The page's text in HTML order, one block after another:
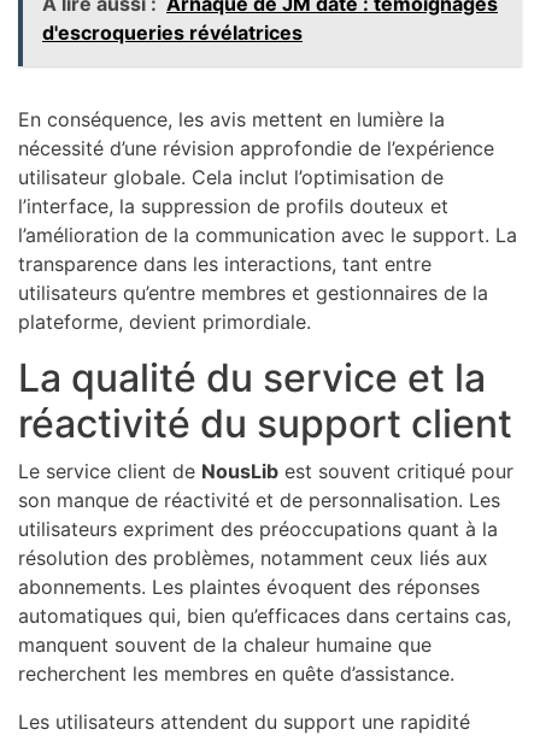
d'escroqueries révélatrices
En conséquence, les avis mettent en lumière la
nécessité d’une révision approfondie de l’expérience
utilisateur globale. Cela inclut l’optimisation de
l’interface, la suppression de profils douteux et
l’amélioration de la communication avec le support. La
transparence dans les interactions, tant entre
utilisateurs qu’entre membres et gestionnaires de la
plateforme, devient primordiale.
La qualité du service et la
réactivité du support client
Le service client de NousLib est souvent critiqué pour
son manque de réactivité et de personnalisation. Les
utilisateurs expriment des préoccupations quant à la
résolution des problèmes, notamment ceux liés aux
abonnements. Les plaintes évoquent des réponses
automatiques qui, bien qu’efficaces dans certains cas,
manquent souvent de la chaleur humaine que
recherchent les membres en quête d’assistance.
Les utilisateurs attendent du support une rapidité